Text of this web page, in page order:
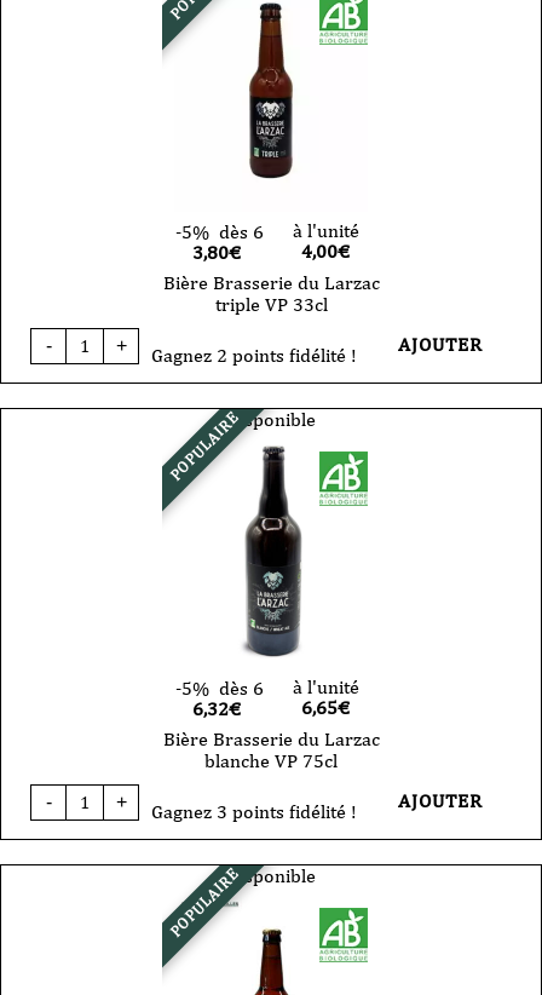
-5% dès 6
3,80€
à l'unité
4,00€
Bière Brasserie du Larzac
triple VP 33cl
-
quantité
de
du
+ Gagnez 2 points fidélité ! AJOUTER
POPULAIREDisponible
-5% dès 6
6,32€
à l'unité
6,65€
Bière Brasserie du Larzac
blanche VP 75cl
-
quantité
de
du
+ Gagnez 3 points fidélité ! AJOUTER
POPULAIREDisponible